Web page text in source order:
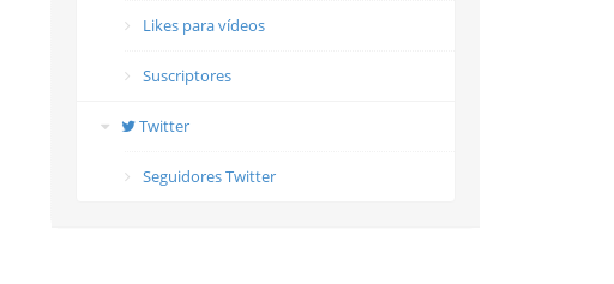
Likes para vídeos
Suscriptores
Twitter
Seguidores Twitter